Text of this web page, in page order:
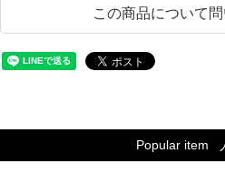
この商品について
Popular item